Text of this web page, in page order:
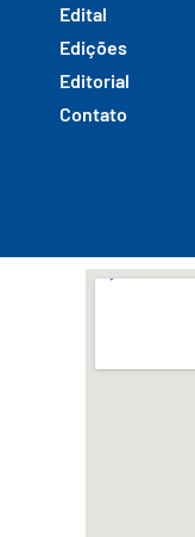
Edital
Edições
Editorial
Contato